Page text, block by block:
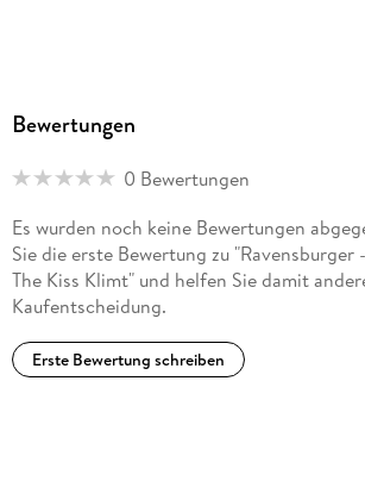
Bewertungen
0 Bewertungen
Es wurden noch keine Bewertungen
Sie die erste Bewertung zu "Ravensburger
The Kiss Klimt" und helfen Sie damit
Kaufentscheidung.
Erste Bewertung schreiben